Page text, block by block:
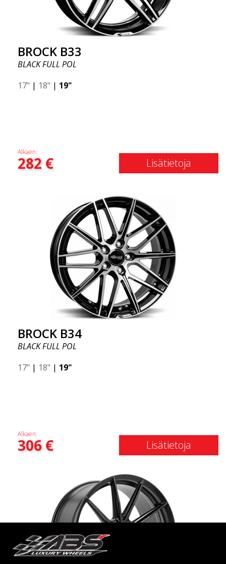
BROCK B33
BLACK FULL POL
17" | 18" | 19"
Alkaen:
282€ Lisätietoja
BROCK B34
BLACK FULL POL
17" | 18" | 19"
Alkaen:
306€ Lisätietoja